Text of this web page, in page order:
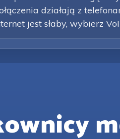
działają z
jest słaby, wybierz